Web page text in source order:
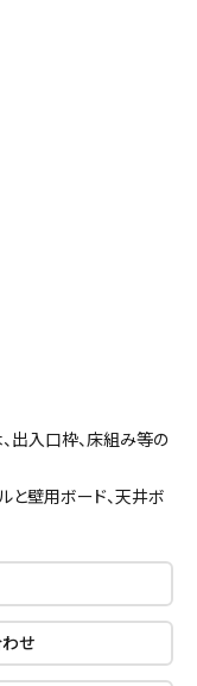
、出入口枠、床組み等の
と壁用ボード、天井ボ
せ